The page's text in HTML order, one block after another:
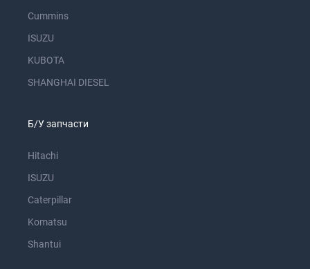
Cummins
ISUZU
KUBOTA
SHANGHAI DIESEL
Б/У запчасти
Hitachi
ISUZU
Caterpillar
Komatsu
Shantui